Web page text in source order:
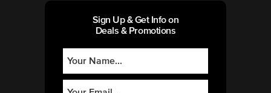
Sign Up & Get Info on
Deals & Promotions